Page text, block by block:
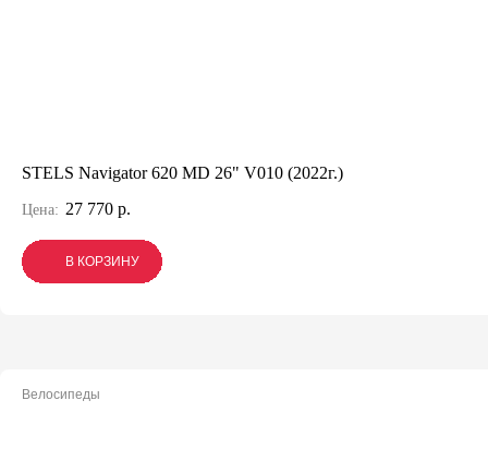
STELS Navigator 620 MD 26" V010 (2022г.)
Цена: 27 770 р.
В КОРЗИНУ
В КОРЗИНУ
В КОРЗИНУ
Велосипеды